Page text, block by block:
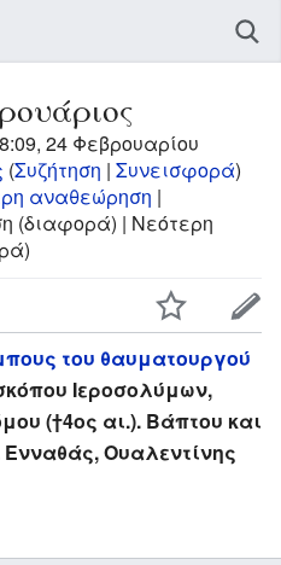
24 Φεβρουαρίου
(Συζήτηση | Συνεισφορά)
αναθεώρηση |
(διαφορά) | Νεότερη
του θαυματουργού
Ιεροσολύμων,
(†4ος αι.). Βάπτου και
Ουαλεντίνης